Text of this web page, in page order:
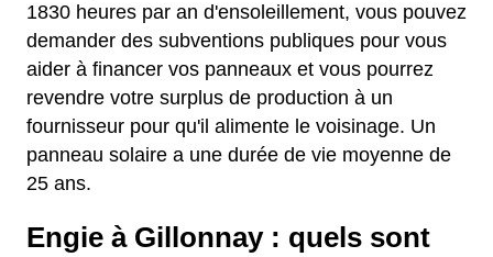
1830 heures par an d'ensoleillement, vous pouvez
demander des subventions publiques pour vous
aider à financer vos panneaux et vous pourrez
revendre votre surplus de production à un
fournisseur pour qu'il alimente le voisinage. Un
panneau solaire a une durée de vie moyenne de
25 ans.
Engie à Gillonnay : quels sont